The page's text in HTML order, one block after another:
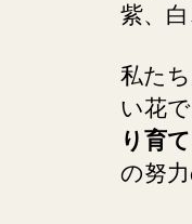
紫、
私た
い花
り育
の努